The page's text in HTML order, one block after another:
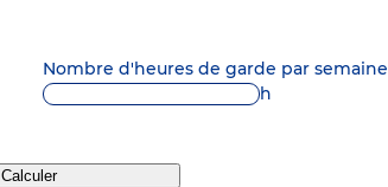
Nombre d'heures de garde par semaine
h
Calculer